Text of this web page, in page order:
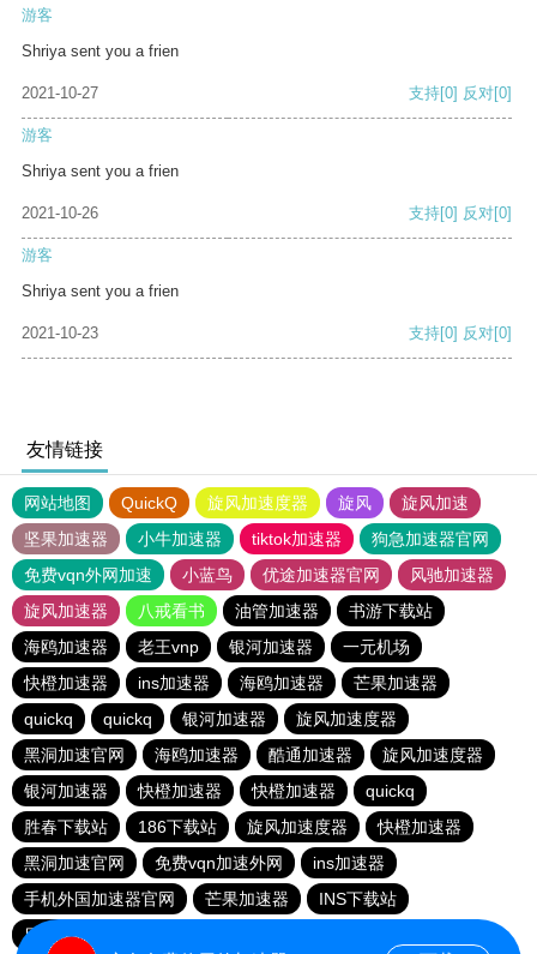
游客
Shriya sent you a frien
2021-10-27 支持[0] 反对[0]
游客
Shriya sent you a frien
2021-10-26 支持[0] 反对[0]
游客
Shriya sent you a frien
2021-10-23 支持[0] 反对[0]
友情链接
网站地图 QuickQ 旋风加速度器 旋风
旋风加速
坚果加速器
小牛加速器 tiktok加速器
狗急加速器官网
免费vqn外网加速
小蓝鸟 优途加速器官网
风驰加速器
旋风加速器
八戒看书 油管加速器
书游下载站
海鸥加速器
老王vnp 银河加速器
一元机场
快橙加速器
ins加速器 海鸥加速器
芒果加速器
quickq
quickq 银河加速器
旋风加速度器
黑洞加速官网
海鸥加速器 酷通加速器
旋风加速度器
银河加速器
快橙加速器 快橙加速器
quickq
胜春下载站
186下载站 旋风加速度器
快橙加速器
黑洞加速官网
免费vqn加速外网
ins加速器
手机外国加速器官网
芒果加速器
INS下载站
目标下载站